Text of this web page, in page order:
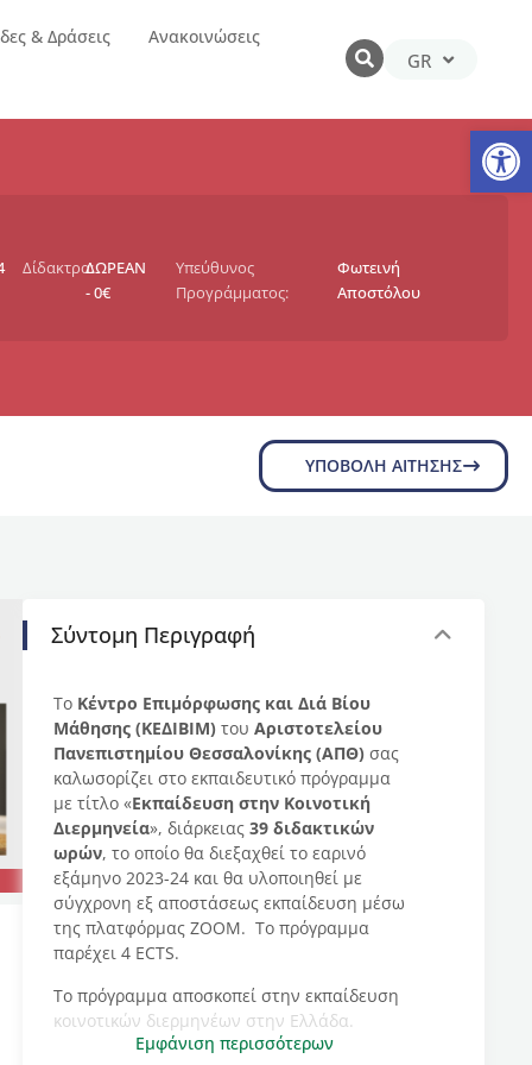
& Δράσεις
Ανακοινώσεις
GR
EN
Δίδακτρα:ΔΩΡΕΑΝ
- 0€
Υπεύθυνος
Προγράμματος:
Φωτεινή
Αποστόλου
ΥΠΟΒΟΛΉ ΑΊΤΗΣΗΣ
Σύντομη Περιγραφή
Το Κέντρο Επιμόρφωσης και Διά Βίου
Μάθησης (ΚΕΔΙΒΙΜ) τουΑριστοτελείου
Πανεπιστημίου Θεσσαλονίκης (ΑΠΘ) σας
καλωσορίζει στο εκπαιδευτικό πρόγραμμα
με τίτλο «Εκπαίδευση στην Κοινοτική
Διερμηνεία», διάρκειας39 διδακτικών
ωρών, το οποίο θα διεξαχθεί το εαρινό
εξάμηνο 2023-24 και θα υλοποιηθεί με
σύγχρονη εξ αποστάσεως εκπαίδευση μέσω
της πλατφόρμας ΖΟΟΜ. Το πρόγραμμα
παρέχει 4 ECTS.
Το πρόγραμμα αποσκοπεί στην εκπαίδευση
κοινοτικών διερμηνέων στην Ελλάδα.
Πρόκειται για επαγγελματίες που
Εμφάνιση περισσότερων